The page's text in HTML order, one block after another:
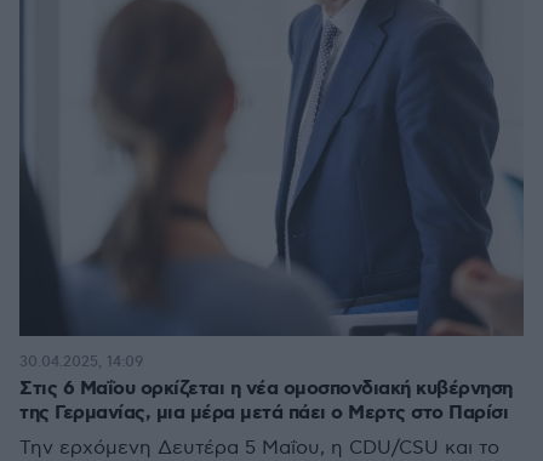
Στις 6 Μαΐου ορκίζεται η νέα ομοσπονδιακή κυβέρνηση
της Γερμανίας, μια μέρα μετά πάει ο Μερτς στο Παρίσι
Την ερχόμενη Δευτέρα 5 Μαΐου, η CDU/CSU και το
30.04.2025, 14:09